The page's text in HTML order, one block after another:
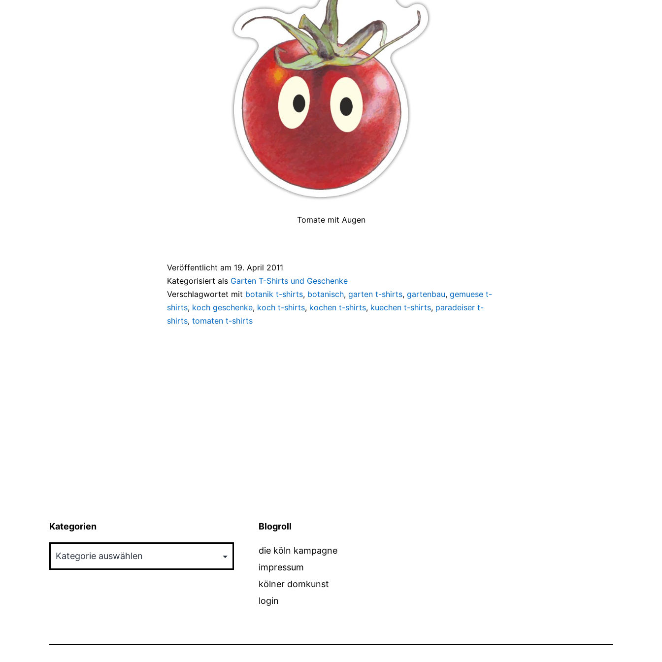
Tomate mit Augen
Veröffentlicht am 19. April 2011
Kategorisiert als Garten T-Shirts und Geschenke
Verschlagwortet mit botanik t-shirts, botanisch, garten t-shirts, gartenbau, gemuese t-
shirts, koch geschenke, koch t-shirts, kochen t-shirts, kuechen t-shirts, paradeiser t-
shirts, tomaten t-shirts
Kategorien Blogroll
die köln kampagne
impressum
kölner domkunst
login